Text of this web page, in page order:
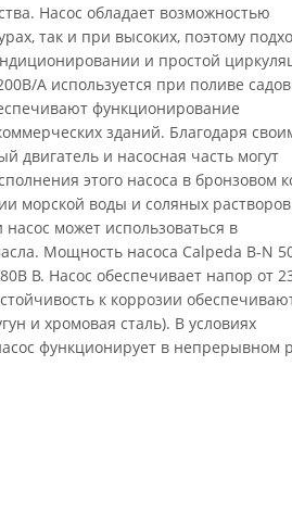
Насос обладает возможностью
так и при высоких, поэтому
и простой
A используется при поливе
функционирование
зданий. Благодаря
двигатель и насосная часть могут
этого насоса в бронзовом
морской воды и соляных
может использоваться в
Мощность насоса Calpeda B-N
В. Насос обеспечивает напор от
к коррозии
и хромовая сталь). В условиях
функционирует в непрерывном